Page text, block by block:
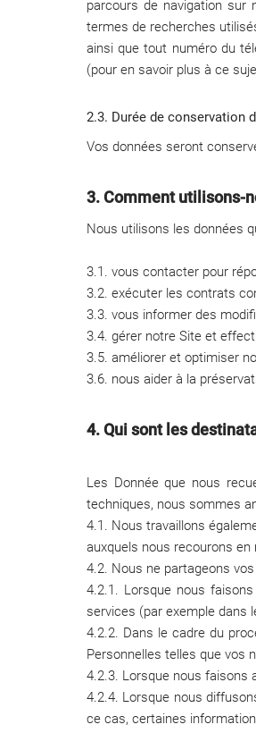
parcours de navigation sur
termes de recherches
ainsi que tout numéro du
(pour en savoir plus à ce
2.3. Durée de conservation
Vos données seront
3. Comment utilisons-
Nous utilisons les données
3.1. vous contacter pour
3.2. exécuter les contrats
3.3. vous informer des
3.4. gérer notre Site et
3.5. améliorer et optimiser
3.6. nous aider à la
4. Qui sont les
Les Donnée que nous
techniques, nous sommes
4.1. Nous travaillons
auxquels nous recourons
4.2. Nous ne partageons
4.2.1. Lorsque nous
services (par exemple dans
4.2.2. Dans le cadre du
Personnelles telles que vos
4.2.3. Lorsque nous faisons
4.2.4. Lorsque nous
ce cas, certaines